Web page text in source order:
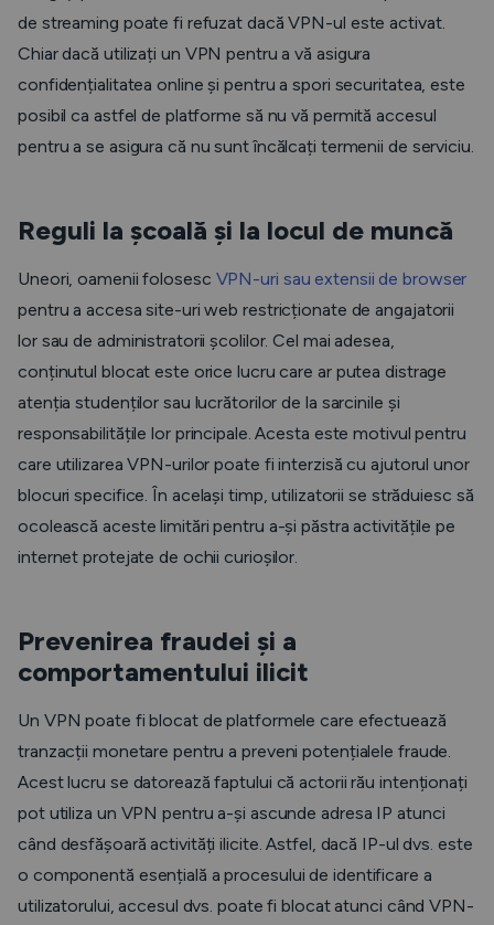
de streaming poate fi refuzat dacă VPN-ul este activat.
Chiar dacă utilizați un VPN pentru a vă asigura
confidențialitatea online și pentru a spori securitatea, este
posibil ca astfel de platforme să nu vă permită accesul
pentru a se asigura că nu sunt încălcați termenii de serviciu.
Reguli la școală și la locul de muncă
Uneori, oamenii folosesc VPN-uri sau extensii de browser
pentru a accesa site-uri web restricționate de angajatorii
lor sau de administratorii școlilor. Cel mai adesea,
conținutul blocat este orice lucru care ar putea distrage
atenția studenților sau lucrătorilor de la sarcinile și
responsabilitățile lor principale. Acesta este motivul pentru
care utilizarea VPN-urilor poate fi interzisă cu ajutorul unor
blocuri specifice. În același timp, utilizatorii se străduiesc să
ocolească aceste limitări pentru a-și păstra activitățile pe
internet protejate de ochii curioșilor.
Prevenirea fraudei și a
comportamentului ilicit
Un VPN poate fi blocat de platformele care efectuează
tranzacții monetare pentru a preveni potențialele fraude.
Acest lucru se datorează faptului că actorii rău intenționați
pot utiliza un VPN pentru a-și ascunde adresa IP atunci
când desfășoară activități ilicite. Astfel, dacă IP-ul dvs. este
o componentă esențială a procesului de identificare a
utilizatorului, accesul dvs. poate fi blocat atunci când VPN-